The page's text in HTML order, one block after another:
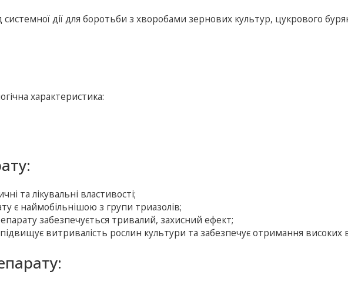
системної дії для боротьби з хворобами зернових культур, цукрового
характеристика:
та лікувальні властивості;
є наймобільнішою з групи триазолів;
забезпечується тривалий, захисний ефект;
витривалість рослин культури та забезпечує отримання високих